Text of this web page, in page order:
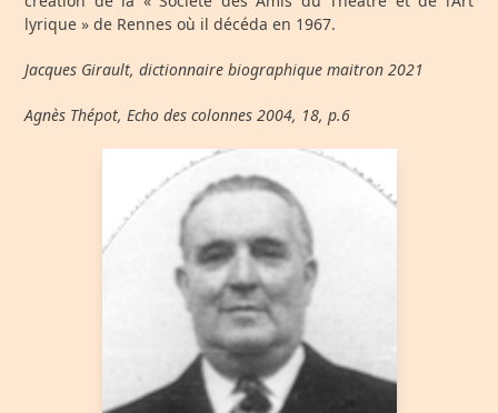
lyrique » de Rennes où il décéda en 1967.
Jacques Girault, dictionnaire biographique maitron 2021
Agnès Thépot, Echo des colonnes 2004, 18, p.6